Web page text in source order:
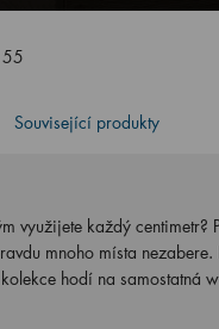
55
Související produkty
využijete každý centimetr?
mnoho místa
hodí na samostatná